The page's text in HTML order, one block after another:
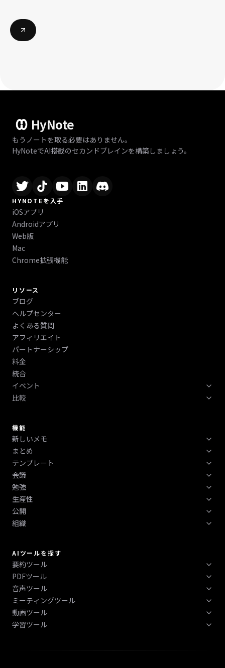
HyNote
もうノートを取る必要はありません。
HyNoteでAI搭載のセカンドブレインを構築しましょう。
HYNOTEを入手
iOSアプリ
Androidアプリ
Web版
Mac
Chrome拡張機能
リソース
ブログ
ヘルプセンター
よくある質問
アフィリエイト
パートナーシップ
料金
統合
イベント
テックウィーク 2026
ニューヨーク テックウィーク 2026
比較
機能
新しいメモ
録音
電話
テキストと PDF をアップロードする
画像とスクリーンショット (OCR)
YouTube / ビデオ
ウェブページ
まとめ
重要なポイント
アクションアイテム
簡単な概要
講義概要
テンプレート
よくある質問
再開する
概要
ケーススタディ
SWOT分析
インタビューノート
会議
翻訳
転写
議事録
会議メモ
フォローアップメール
話者の識別
勉強
クイズ
フラッシュカード
学習計画
読書メモ
問題解決者
PDF まとめ
生産性
やることリスト
AIスキル
AIツール
公開
ブログ
スライド (PPT)
AIインフォグラフィック
組織
フォルダー
スニペット
すべてのノートとチャット
AIツールを探す
要約ツール
AI本要約
AI文章要約
PDFツール
PDF まとめ
PDFチャット
PDFよくある質問
PDFクイズ
音声ツール
AI音声文字起こし
AI文字起こし
ミーティングツール
AIミーティング要約ツール
AI フォローアップメールライター
動画ツール
YouTubeサマライザー
学習ツール
AIフラッシュカードメーカー